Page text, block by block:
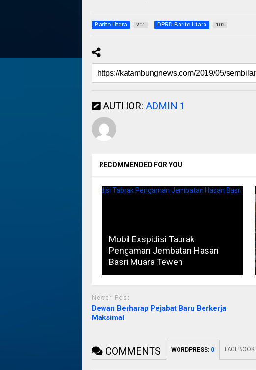
Barito Utara 201 DPRD Barito Utara 102
AUTHOR: ADMIN 1
RECOMMENDED FOR YOU
Mobil Exspidisi Tabrak
Pengaman Jembatan Hasan
Basri Muara Teweh
Newer Post
Dewan Berharap Pejabat Baru Berkerja
Maksimal
COMMENTS WORDPRESS: 0 FACEBOOK: